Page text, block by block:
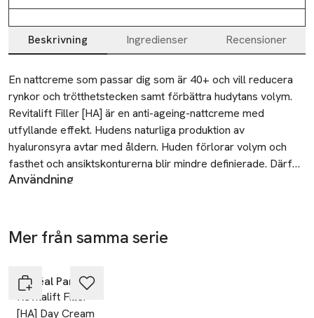
Beskrivning Ingredienser Recensioner
Beskrivning
En nattcreme som passar dig som är 40+ och vill reducera
rynkor och trötthetstecken samt förbättra hudytans volym.
Revitalift Filler [HA] är en anti-ageing-nattcreme med
utfyllande effekt. Hudens naturliga produktion av
hyaluronsyra avtar med åldern. Huden förlorar volym och
fasthet och ansiktskonturerna blir mindre definierade. Därför
har L'Oréal Paris utvecklat en ny anti-ageingserie med en hög
Revitalift Filler [HA]-nattcreme är berikad med en hög
koncentration av hyaluronsyra och glycerin samt
- Reducera rynkor och trötthetstecken
- Förbättra hudytans volym
Användning
använd nattcremen tillsammans med de andra produkterna i
samma serie: Revitalift Filler [HA] serum, dagcreme och
Tillverkare
L'oréal CPD
Mer från samma serie
25% vid köp
L'Oréal Paris
Revitalift Filler
[HA] Day Cream